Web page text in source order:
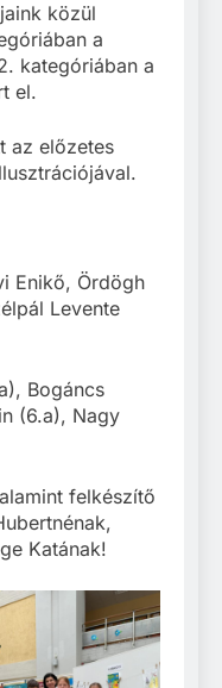
közül
a
kategóriában a
el.
az előzetes
Enikő, Ördögh
Levente
Bogáncs
(6.a), Nagy
felkészítő
Katának!